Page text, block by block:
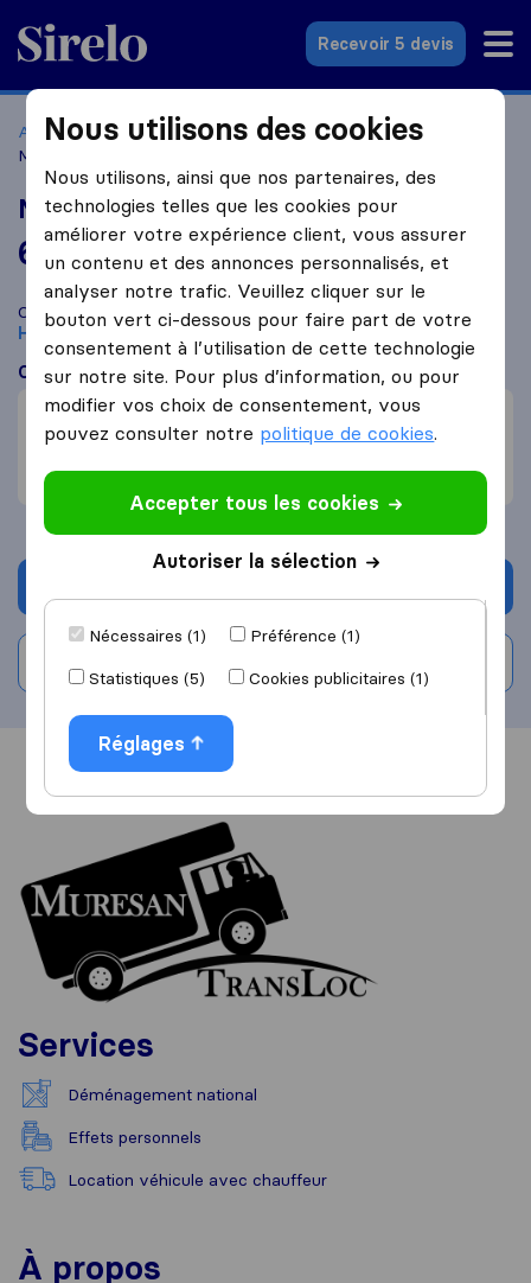
Sirelo.fr
Recevoir 5 devis
Accueil Déménageurs France
Déménageurs Houilles
Muresan TransLoc
Muresan TransLoc
6,1 basé sur5
avis Sirelo et Google
i
Comparez Muresan TransLoc avec d'autresdéménageurs
Houilles
Ce que disent les clients
Professionnel (2)
Déménagement rapide (1)
Ne respecte pas les termes du contrat (1)
Rédiger un avis
Vue d'ensemble
Services
Déménagement national
Effets personnels
Location véhicule avec chauffeur
À propos
Nous utilisons des cookies
Nous utilisons, ainsi que nos partenaires, des
technologies telles que les cookies pour
améliorer votre expérience client, vous assurer
un contenu et des annonces personnalisés, et
analyser notre trafic. Veuillez cliquer sur le
bouton vert ci-dessous pour faire part de votre
consentement à l’utilisation de cette technologie
sur notre site. Pour plus d’information, ou pour
modifier vos choix de consentement, vous
pouvez consulter notre politique de cookies.
Accepter tous les cookies
Autoriser la sélection
Nécessaires (1)
Préférence (1)
Statistiques (5)
Cookies publicitaires (1)
Réglages